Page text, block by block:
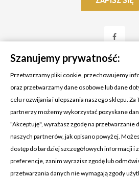
KONTAKT Z NAMI
Adres:
Cosmetic4car
Budzisz 73A
39-200 Dębica
Dominik:
Szanujemy prywatność:
Przetwarzamy pliki cookie, przechowujemy
oraz przetwarzamy dane osobowe lub dane
celu rozwijania i ulepszania naszego sklepu. Za
partnerzy możemy wykorzystać pozyskane
"Akceptuję", wyrażasz zgodę na przetwarzanie
naszych partnerów, jak opisano powyżej.
dostęp do bardziej szczegółowych informacji i
preferencje, zanim wyrazisz zgodę lub
przetwarzania danych nie wymagają zgody